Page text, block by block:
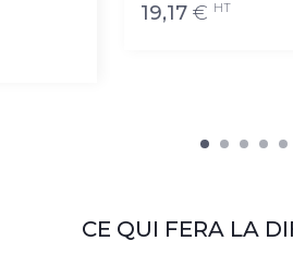
19,17 € HT
CE QUI FERA LA